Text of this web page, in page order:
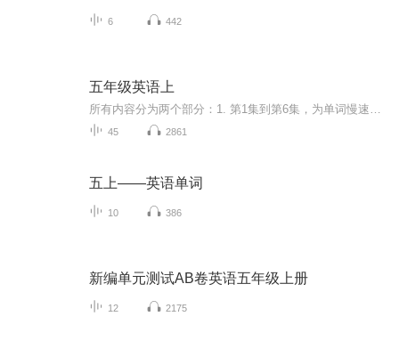
6 442
五年级英语上
45 2861
五上——英语单词
10 386
新编单元测试AB卷英语五年级上册
12 2175